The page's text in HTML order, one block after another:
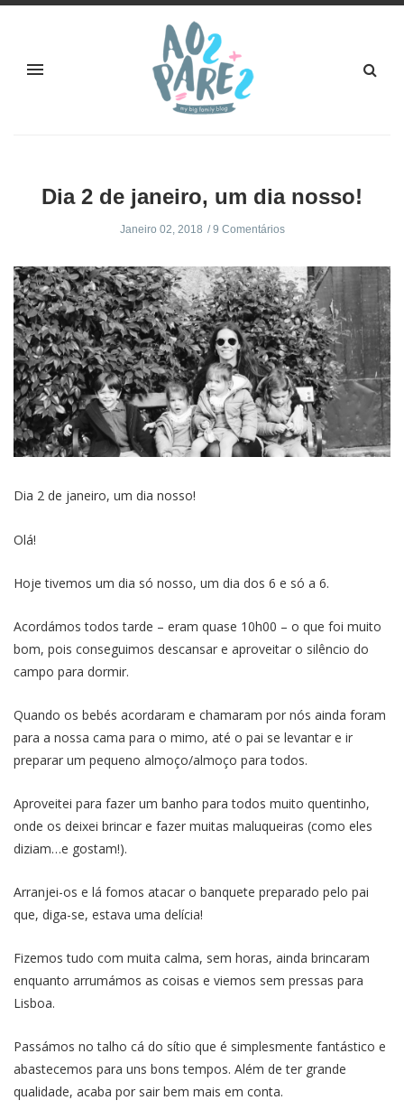
Dia 2 de janeiro, um dia nosso!
Janeiro 02, 2018 9 Comentários
Dia 2 de janeiro, um dia nosso!
Olá!
Hoje tivemos um dia só nosso, um dia dos 6 e só a 6.
Acordámos todos tarde – eram quase 10h00 – o que foi muito
bom, pois conseguimos descansar e aproveitar o silêncio do
campo para dormir.
Quando os bebés acordaram e chamaram por nós ainda foram
para a nossa cama para o mimo, até o pai se levantar e ir
preparar um pequeno almoço/almoço para todos.
Aproveitei para fazer um banho para todos muito quentinho,
onde os deixei brincar e fazer muitas maluqueiras (como eles
diziam…e gostam!).
Arranjei-os e lá fomos atacar o banquete preparado pelo pai
que, diga-se, estava uma delícia!
Fizemos tudo com muita calma, sem horas, ainda brincaram
enquanto arrumámos as coisas e viemos sem pressas para
Lisboa.
Passámos no talho cá do sítio que é simplesmente fantástico e
abastecemos para uns bons tempos. Além de ter grande
qualidade, acaba por sair bem mais em conta.